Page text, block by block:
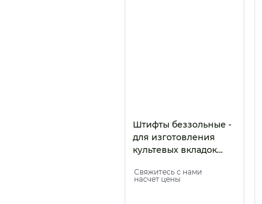
Штифты беззольные -
для изготовления
культевых вкладок
(60 шт)
Свяжитесь с нами
насчет цены